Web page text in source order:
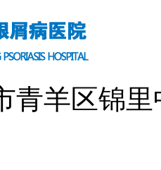
青羊区锦